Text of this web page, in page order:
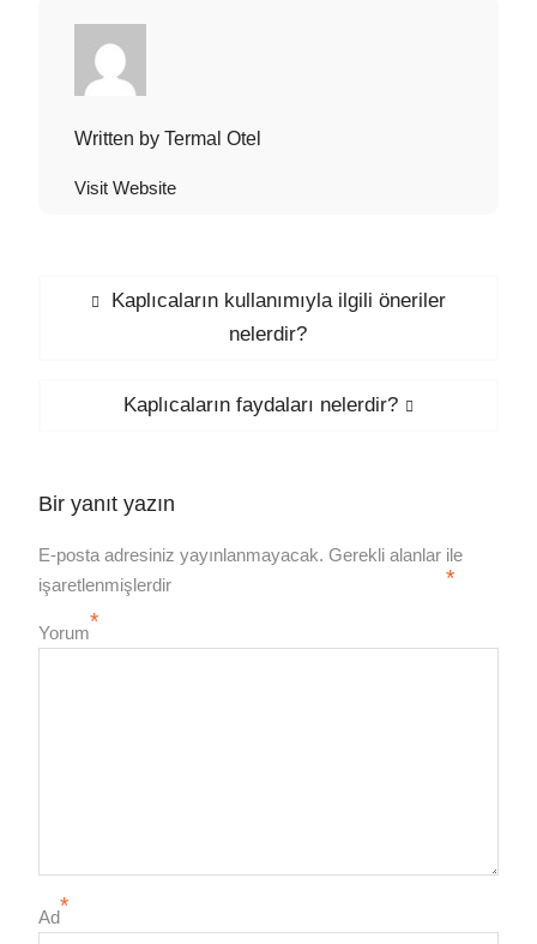
Written by Termal Otel
Visit Website
Previous
Kaplıcaların kullanımıyla ilgili öneriler
nelerdir?
Next
Kaplıcaların faydaları nelerdir?
Bir yanıt yazın
E-posta adresiniz yayınlanmayacak. Gerekli alanlar
*
ile
işaretlenmişlerdir
Yorum*
Ad*